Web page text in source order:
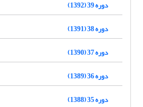
دوره 39 (1392)
دوره 38 (1391)
دوره 37 (1390)
دوره 36 (1389)
دوره 35 (1388)